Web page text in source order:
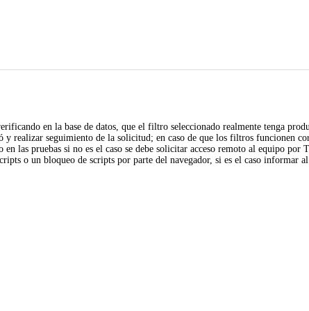
en la base de datos, que el filtro seleccionado realmente tenga
realizar seguimiento de la solicitud; en caso de que los filtros funcionen
las pruebas si no es el caso se debe solicitar acceso remoto al equipo por
o un bloqueo de scripts por parte del navegador, si es el caso informar